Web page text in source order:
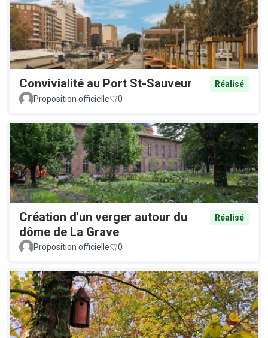
Convivialité au Port St-Sauveur
Réalisé
Proposition officielle
0
Création d'un verger autour du
dôme de La Grave
Réalisé
Proposition officielle 0